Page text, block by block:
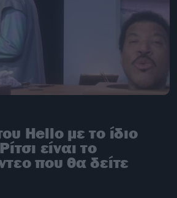
Hello με το ίδιο
είναι το
που θα δείτε